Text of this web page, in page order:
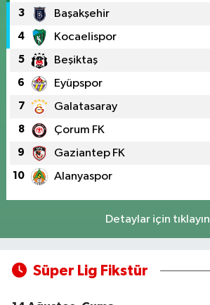
3 Başakşehir
4 Kocaelispor
5 Beşiktaş
6 Eyüpspor
7 Galatasaray
8 Çorum FK
9 Gaziantep FK
10 Alanyaspor
Detaylar için tıklayın
Süper Lig Fikstür